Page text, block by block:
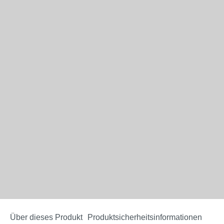
Über dieses Produkt Produktsicherheitsinformationen